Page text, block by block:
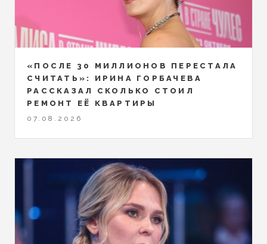
«ПОСЛЕ 30 МИЛЛИОНОВ ПЕРЕСТАЛА
СЧИТАТЬ»: ИРИНА ГОРБАЧЕВА
РАССКАЗАЛ СКОЛЬКО СТОИЛ
РЕМОНТ ЕЁ КВАРТИРЫ
07.08.2026